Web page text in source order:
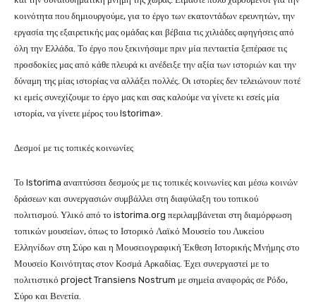
κοινότητα που δημιουργούμε, για το έργο των εκατοντάδων ερευνητών, την
εργασία της εξαιρετικής μας ομάδας και βέβαια τις χιλιάδες αφηγήσεις από
όλη την Ελλάδα. Το έργο που ξεκινήσαμε πριν μία πενταετία ξεπέρασε τις
προσδοκίες μας από κάθε πλευρά κι ανέδειξε την αξία των ιστοριών και την
δύναμη της μίας ιστορίας να αλλάξει πολλές. Οι ιστορίες δεν τελειώνουν ποτέ
κι εμείς συνεχίζουμε το έργο μας και σας καλούμε να γίνετε κι εσείς μία
ιστορία, να γίνετε μέρος του Istorima».
Δεσμοί με τις τοπικές κοινωνίες
Το Istorima αναπτύσσει δεσμούς με τις τοπικές κοινωνίες και μέσω κοινών
δράσεων και συνεργασιών συμβάλλει στη διαφύλαξη του τοπικού
πολιτισμού. Υλικό από το istorima.org περιλαμβάνεται στη διαμόρφωση
τοπικών μουσείων, όπως το Ιστορικό Λαϊκό Μουσείο του Λυκείου
Ελληνίδων στη Σύρο και η Μουσειογραφική Έκθεση Ιστορικής Μνήμης στο
Μουσείο Κοινότητας στον Κοσμά Αρκαδίας. Έχει συνεργαστεί με το
πολιτιστικό project Transiens Nostrum με σημεία αναφοράς σε Ρόδο,
Σύρο και Βενετία.